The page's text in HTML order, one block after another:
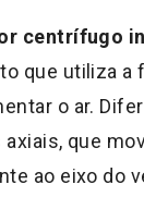
centrífugo
que utiliza a
o ar.
que
ao eixo do